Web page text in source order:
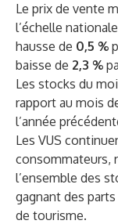
Le prix de vente
l’échelle
hausse de 0,5 %
baisse de 2,3 %
Les stocks du
rapport au mois
l’année
Les VUS
consommateurs,
l’ensemble des
gagnant des
de tourisme.